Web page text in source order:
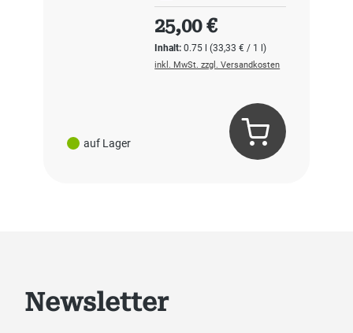
auf Lager
Inhalt:0.75 l(33,33 € / 1 l)
Regulärer Preis:
25,00 €
inkl. MwSt. zzgl. Versandkosten
Newsletter